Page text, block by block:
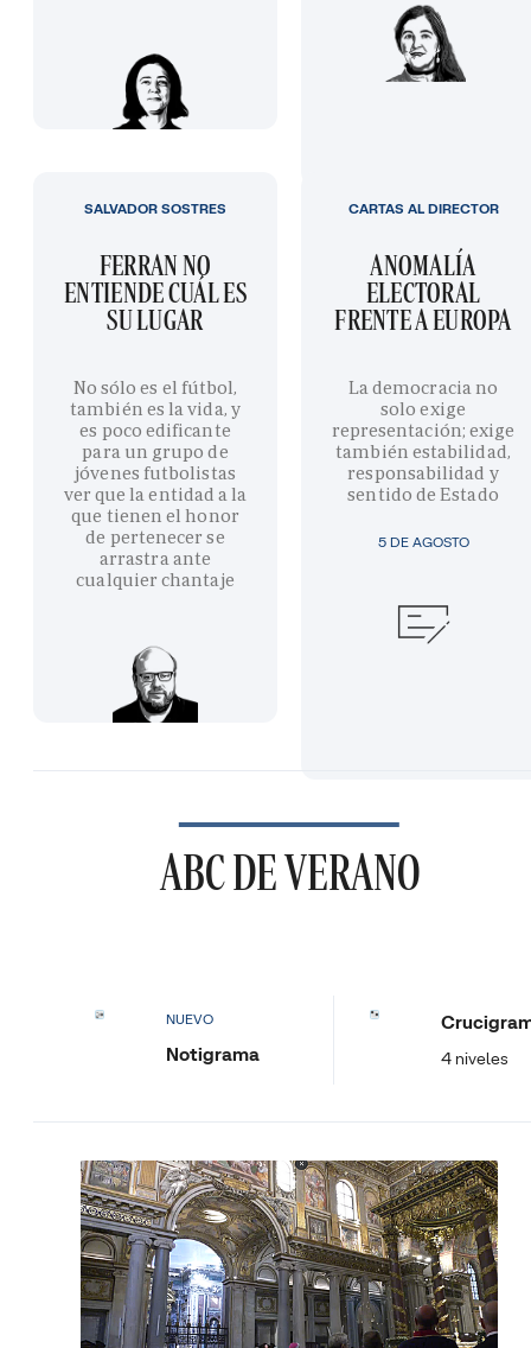
FERRAN NO
ENTIENDE CUÁL ES
SU LUGAR
No sólo es el fútbol,
también es la vida, y
es poco edificante
para un grupo de
jóvenes futbolistas
ver que la entidad a la
que tienen el honor
de pertenecer se
arrastra ante
cualquier chantaje
SALVADOR SOSTRES
5 DE AGOSTO
ANOMALÍA
ELECTORAL
FRENTE A EUROPA
La democracia no
solo exige
representación; exige
también estabilidad,
responsabilidad y
sentido de Estado
CARTAS AL DIRECTOR
ABC DE VERANO
NUEVO
Notigrama 4 niveles